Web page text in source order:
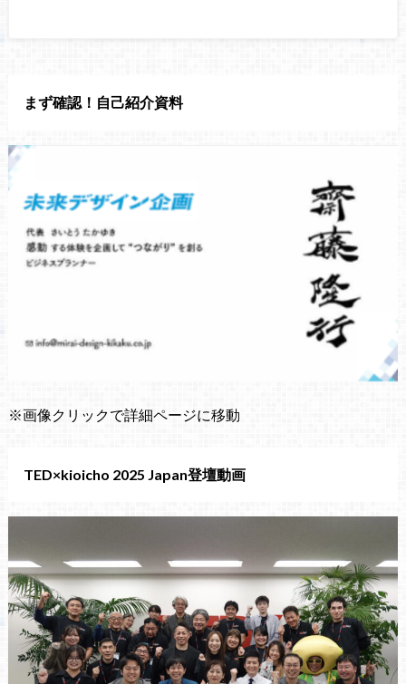
まず確認！自己紹介資料
※画像クリックで詳細ページに移動
TED×kioicho 2025 Japan登壇動画